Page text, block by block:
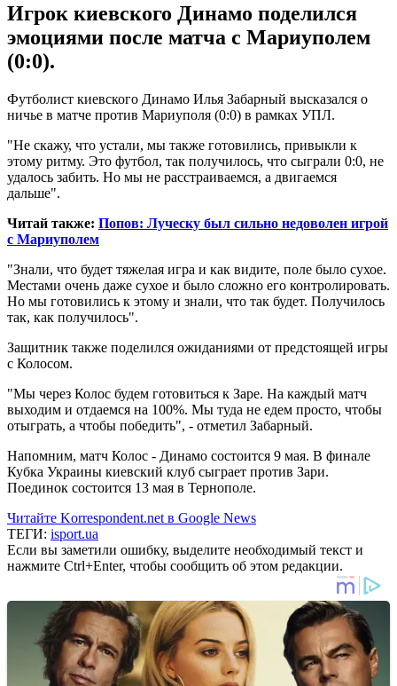
Игрок киевского Динамо поделился
эмоциями после матча с Мариуполем
(0:0).
Футболист киевского Динамо Илья Забарный высказался о
ничье в матче против Мариуполя (0:0) в рамках УПЛ.
"Не скажу, что устали, мы также готовились, привыкли к
этому ритму. Это футбол, так получилось, что сыграли 0:0, не
удалось забить. Но мы не расстраиваемся, а двигаемся
дальше".
Читай также: Попов: Луческу был сильно недоволен игрой
с Мариуполем
"Знали, что будет тяжелая игра и как видите, поле было сухое.
Местами очень даже сухое и было сложно его контролировать.
Но мы готовились к этому и знали, что так будет. Получилось
так, как получилось".
Защитник также поделился ожиданиями от предстоящей игры
с Колосом.
"Мы через Колос будем готовиться к Заре. На каждый матч
выходим и отдаемся на 100%. Мы туда не едем просто, чтобы
отыграть, а чтобы победить", - отметил Забарный.
Напомним, матч Колос - Динамо состоится 9 мая. В финале
Кубка Украины киевский клуб сыграет против Зари.
Поединок состоится 13 мая в Тернополе.
Читайте Korrespondent.net в Google News
ТЕГИ: isport.ua
Если вы заметили ошибку, выделите необходимый текст и
нажмите Ctrl+Enter, чтобы сообщить об этом редакции.